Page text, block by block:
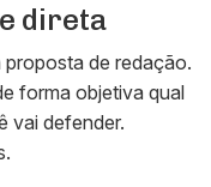
direta
proposta de redação.
forma objetiva qual
vai defender.